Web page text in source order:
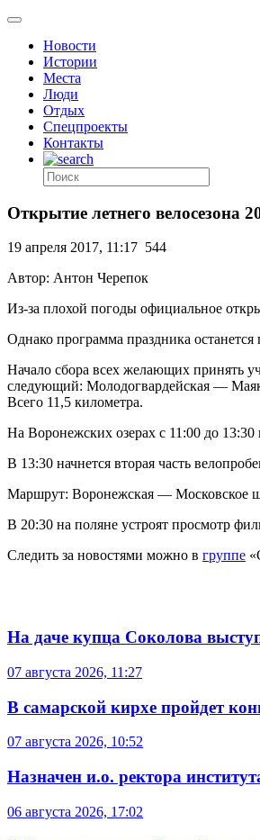
Новости
Истории
Места
Люди
Отдых
Спецпроекты
Контакты
Открытие летнего велосезона
19 апреля 2017, 11:17 544
Автор: Антон Черепок
Из-за плохой погоды официальное
Однако программа праздника останется
Начало сбора всех желающих принять
следующий: Молодогвардейская —
Всего 11,5 километра.
На Воронежских озерах с 11:00 до
В 13:30 начнется вторая часть
Маршрут: Воронежская — Московское
В 20:30 на поляне устроят просмотр
Следить за новостями можно в группе
На даче купца Соколова
07 августа 2026, 11:27
В самарской кирхе пройдет
07 августа 2026, 10:52
Назначен и.о. ректора
06 августа 2026, 17:02